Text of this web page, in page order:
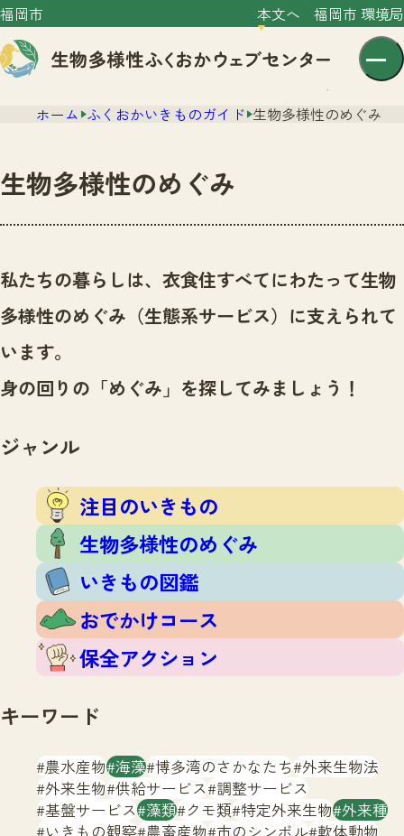
福岡市 本文へ 福岡市 環境局
センター紹介
センター紹介TOP
サイトポリシー
ニュース
いきものガイド
いきものガイドTOP
生物多様性のめぐみ
おでかけコース
保全アクション
イベント
調査レポート
調査レポートTOP
調査結果
ふくおかいきものマップ
マッチング
マッチングTOP
掲載申し込みフォーム
お問合せ
生物多様性ふくおかウェブセンターとは
サイトマップ
ホーム ふくおかいきものガイド 生物多様性のめぐみ
生物多様性のめぐみ
私たちの暮らしは、衣食住すべてにわたって生物
多様性のめぐみ（生態系サービス）に支えられて
います。
身の回りの「めぐみ」を探してみましょう！
ジャンル
注目のいきもの
生物多様性のめぐみ
いきもの図鑑
おでかけコース
保全アクション
キーワード
農水産物 海藻 博多湾のさかなたち 外来生物法
外来生物 供給サービス 調整サービス
基盤サービス 藻類 クモ類 特定外来生物 外来種
いきもの観察 農畜産物 市のシンボル 軟体動物